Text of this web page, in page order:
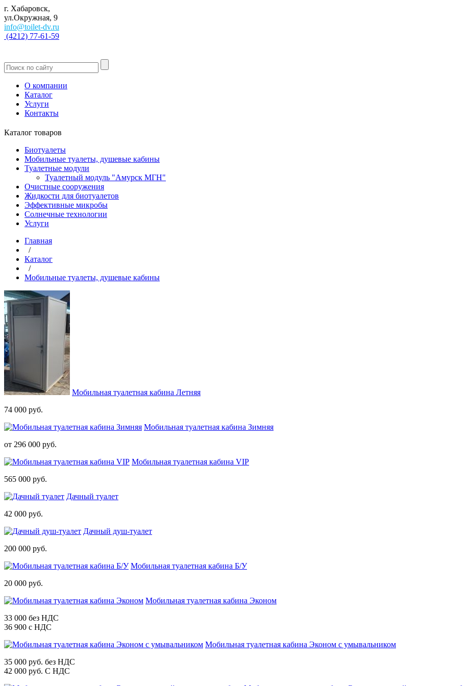
г. Хабаровск,
ул.Окружная, 9
info@toilet-dv.ru
(4212) 77-61-59
О компании
Каталог
Услуги
Контакты
Каталог товаров
Биотуалеты
Мобильные туалеты, душевые кабины
Туалетные модули
Туалетный модуль "Амурск МГН"
Очистные сооружения
Жидкости для биотуалетов
Эффективные микробы
Солнечные технологии
Услуги
Главная
/
Каталог
/
Мобильные туалеты, душевые кабины
Мобильная туалетная кабина Летняя
74 000 руб.
Мобильная туалетная кабина Зимняя
от 296 000 руб.
Мобильная туалетная кабина VIP
565 000 руб.
Дачный туалет
42 000 руб.
Дачный душ-туалет
200 000 руб.
Мобильная туалетная кабина Б/У
20 000 руб.
Мобильная туалетная кабина Эконом
33 000 без НДС
36 900 с НДС
Мобильная туалетная кабина Эконом с умывальником
35 000 руб. без НДС
42 000 руб. С НДС